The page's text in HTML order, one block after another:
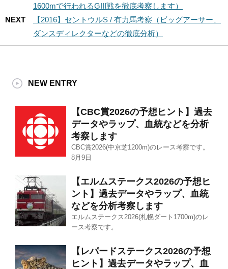
1600mで行われるGIII戦を徹底考察します）
NEXT
【2016】セントウルS / 有力馬考察（ビッグアーサー、
ダンスディレクターなどの徹底分析）
NEW ENTRY
【CBC賞2026の予想ヒント】過去
データやラップ、血統などを分析
考察します
CBC賞2026(中京芝1200m)のレース考察です。
8月9日
【エルムステークス2026の予想ヒ
ント】過去データやラップ、血統
などを分析考察します
エルムステークス2026(札幌ダート1700m)のレ
ース考察です。
【レパードステークス2026の予想
ヒント】過去データやラップ、血